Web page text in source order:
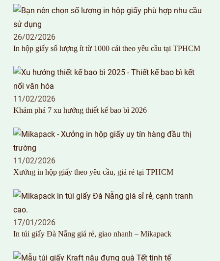
26/02/2026
In hộp giấy số lượng ít từ 1000 cái theo yêu cầu tại TPHCM
11/02/2026
Khám phá 7 xu hướng thiết kế bao bì 2026
11/02/2026
Xưởng in hộp giấy theo yêu cầu, giá rẻ tại TPHCM
17/01/2026
In túi giấy Đà Nẵng giá rẻ, giao nhanh – Mikapack